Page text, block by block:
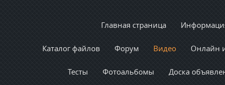
Главная страница
Каталог файлов Форум Видео Онлайн
Тесты Фотоальбомы Доска